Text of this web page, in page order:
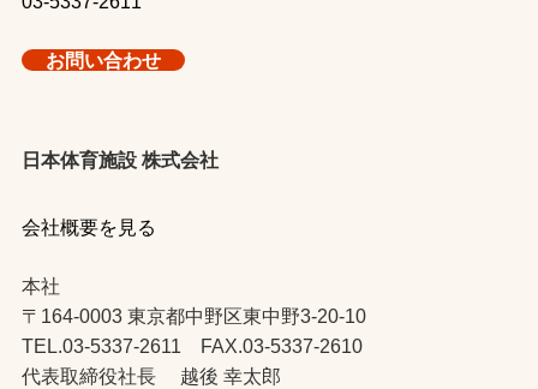
お問い合わせ
日本体育施設 株式会社
会社概要を見る
本社
〒164-0003 東京都中野区東中野3-20-10
TEL.03-5337-2611 FAX.03-5337-2610
代表取締役社長 越後 幸太郎